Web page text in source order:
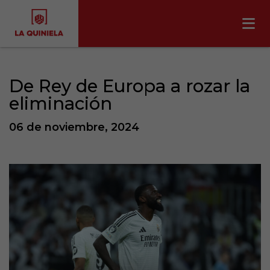
De Rey de Europa a rozar la
eliminación
06 de noviembre, 2024